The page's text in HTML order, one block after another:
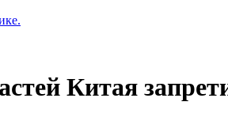
Китая